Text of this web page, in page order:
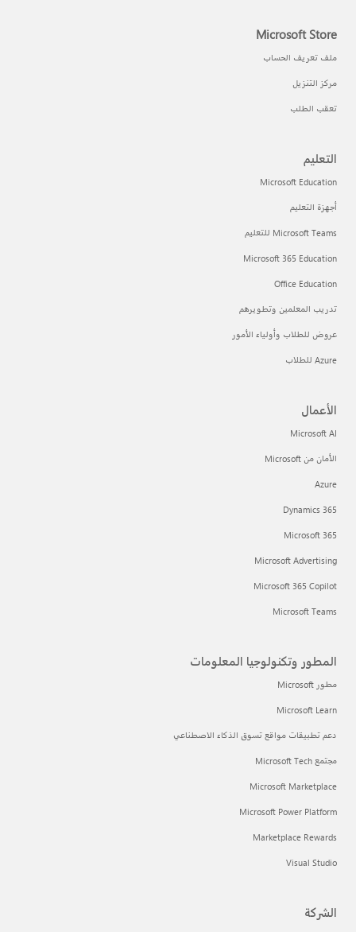
Microsoft Store
ملف تعريف الحساب
مركز التنزيل
تعقب الطلب
التعليم
Microsoft Education
أجهزة التعليم
Microsoft Teams للتعليم
Microsoft 365 Education
Office Education
تدريب المعلمين وتطويرهم
عروض للطلاب وأولياء الأمور
Azure للطلاب
الأعمال
Microsoft AI
الأمان من Microsoft
Azure
Dynamics 365
Microsoft 365
Microsoft Advertising
Microsoft 365 Copilot
Microsoft Teams
المطور وتكنولوجيا المعلومات
مطور Microsoft
Microsoft Learn
دعم تطبيقات مواقع تسوق الذكاء الاصطناعي
مجتمع Microsoft Tech
Microsoft Marketplace
Microsoft Power Platform
Marketplace Rewards
Visual Studio
الشركة